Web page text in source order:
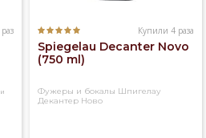
Купили 4 раза
Spiegelau Decanter Novo
(750 ml)
Фужеры и бокалы Шпигелау
Декантер Ново